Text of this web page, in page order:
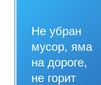
Не убран
мусор, яма
на дороге,
не горит